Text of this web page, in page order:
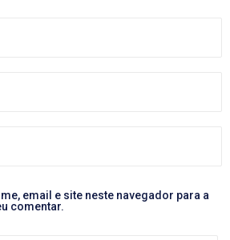
email e site neste navegador para a
comentar.